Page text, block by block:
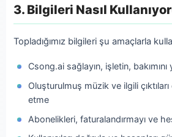
3. Bilgileri Nasıl
Topladığımız bilgileri şu amaçlarla
Csong.ai sağlayın, işletin,
Oluşturulmuş müzik ve ilgili
etme
Abonelikleri, faturalandırmayı ve